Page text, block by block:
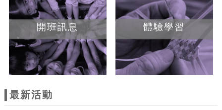
開班訊息 體驗學習
最新活動